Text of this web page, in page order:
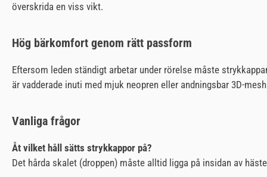
överskrida en viss vikt.
Hög bärkomfort genom rätt passform
Eftersom leden ständigt arbetar under rörelse måste
är vadderade inuti med mjuk neopren eller andningsbar 3D-
Vanliga frågor
Åt vilket håll sätts strykkappor på?
Det hårda skalet (droppen) måste alltid ligga på insidan av